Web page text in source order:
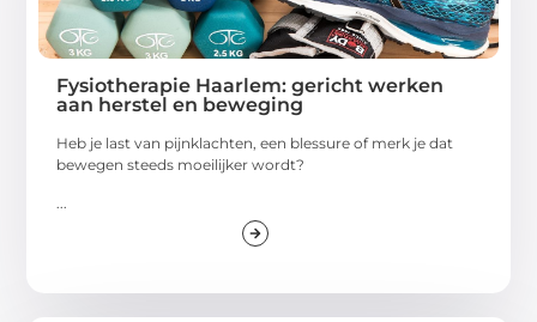
Fysiotherapie Haarlem: gericht werken
aan herstel en beweging
Heb je last van pijnklachten, een blessure of merk je dat
bewegen steeds moeilijker wordt?
...